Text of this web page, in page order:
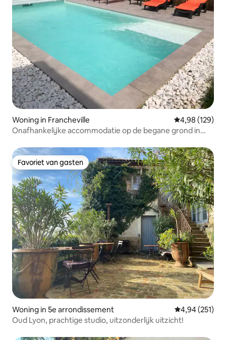
Woning in Francheville Gemiddelde
4,98 (129)
Onafhankelijke accommodatie op de begane grond in
Favoriet van gasten
Favoriet van gasten
Woning in 5e arrondissement Gemiddelde
4,94 (251)
Oud Lyon, prachtige studio, uitzonderlijk uitzicht!